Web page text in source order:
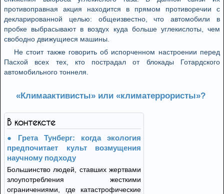
противоправная акция находится в прямом противоречии с
декларированной целью: общеизвестно, что автомобили в
пробке выбрасывают в воздух куда больше углекислоты, чем
свободно движущиеся машины.
Не стоит также говорить об испорченном настроении перед
Пасхой всех тех, кто пострадал от блокады Готардского
автомобильного тоннеля.
«Климаактивисты» или «климатеррористы»?
В контексте
Грета Тунберг: когда экология
предпочитает культ возмущения
научному подходу
Большинство людей, ставших жертвами
злоупотребления жесткими
ограничениями, где катастрофические